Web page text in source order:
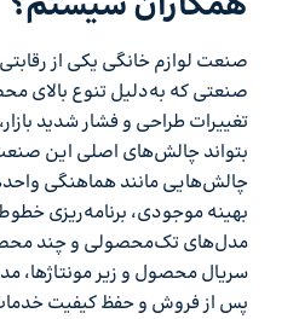
صنعت لوازم خانگی یکی از
صنعتی که به‌دلیل تنوع بالای
تغییرات طراحی و فشار شدید
بتواند چالش‌های اصلی این
چالش‌هایی مانند هماهنگی
بهینه موجودی، برنامه‌ریزی خطوط
مدل‌های تک‌محصولی و چند
سریال محصول و زیر مونتاژها،
پس از فروش و حفظ کیفیت